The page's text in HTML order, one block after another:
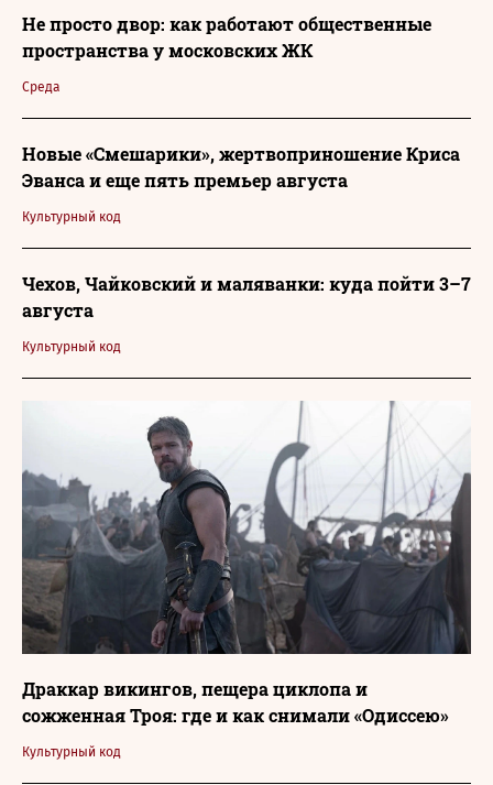
Среда
Не просто двор: как работают общественные
пространства у московских ЖК
Культурный код
Новые «Смешарики», жертвоприношение Криса
Эванса и еще пять премьер августа
Культурный код
Чехов, Чайковский и маляванки: куда пойти 3–7
августа
Культурный код
Драккар викингов, пещера циклопа и
сожженная Троя: где и как снимали «Одиссею»